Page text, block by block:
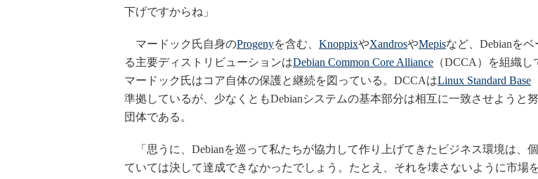
下げですからね」
マードック氏自身のProgenyを含む、 KnoppixやXandrosやMepisなど、Debianを
る主要ディストリビューションはDebian Common Core Alliance （DCCA）を組織し
マードック氏はコア自体の保護と継続を図っている。DCCAはLinux Standard Base
準拠しているが、少なくともDebianシステムの基本部分は相互に一致させようと
団体である。
「思うに、Debianを巡って私たちが協力して作り上げてきたビジネス環境は、
ていては決して達成できなかったでしょう。たとえ、それを壊さないように市場